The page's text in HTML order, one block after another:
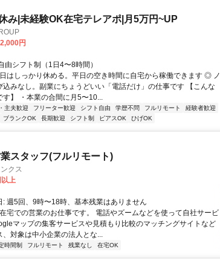
み|未経験OK在宅テレアポ|月5万円~UP
円
由シフト制（1日4〜8時間）
はしっかり休める。平日の空き時間に自宅から稼働できます ◎ ノ
込みなし。副業にちょうどいい「電話だけ」の仕事です 【こんな
す】 ・本業の合間に月5〜10...
主夫歓迎 フリーター歓迎 シフト自由 学歴不問 フルリモート
経験者歓迎
ブランクOK 長期歓迎 シフト制 ピアスOK ひげOK
スタッフ(フルリモート)
クス
上
: 週5回、9時〜18時、基本残業はありません
宅での営業のお仕事です。 電話やズームなどを使って自社サービ
マップの集客サービスや見積もり比較のマッチングサイトなど
、対象は中小企業の法人とな...
時間制 フルリモート 残業なし 在宅OK